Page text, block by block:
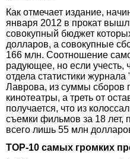
Как отмечает издание,
января 2012 в прокат
совокупный бюджет
долларов, а совокупные
166 млн. Соотношение
радующее, но если учесть,
отдела статистики
Лаврова, из суммы сборов
кинотеатры, а треть от
получается, что из
съемки фильмов за 18 лет,
всего лишь 55 млн
TOP-10 самых громких